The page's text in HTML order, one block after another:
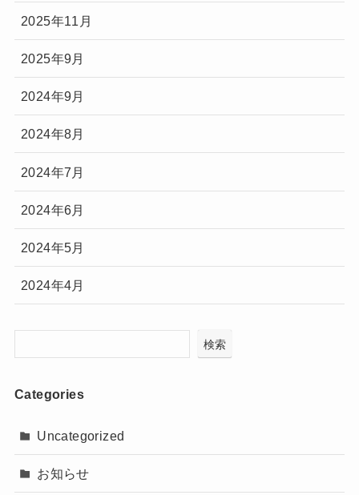
2025年11月
2025年9月
2024年9月
2024年8月
2024年7月
2024年6月
2024年5月
2024年4月
検索
Categories
Uncategorized
お知らせ